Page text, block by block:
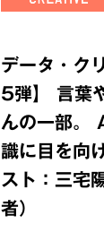
データ・ク
5弾】 言葉
んの一部。
識に目を向
スト：三宅
者）